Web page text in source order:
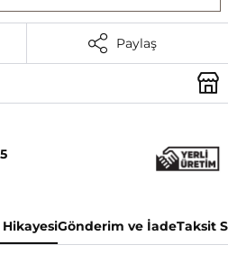
Paylaş
Gönderim ve İadeTaksit